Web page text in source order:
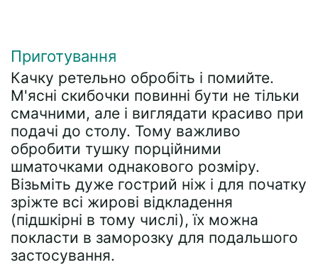
Приготування
Качку ретельно обробіть і помийте.
М'ясні скибочки повинні бути не тільки
смачними, але і виглядати красиво при
подачі до столу. Тому важливо
обробити тушку порційними
шматочками однакового розміру.
Візьміть дуже гострий ніж і для початку
зріжте всі жирові відкладення
(підшкірні в тому числі), їх можна
покласти в заморозку для подальшого
застосування.